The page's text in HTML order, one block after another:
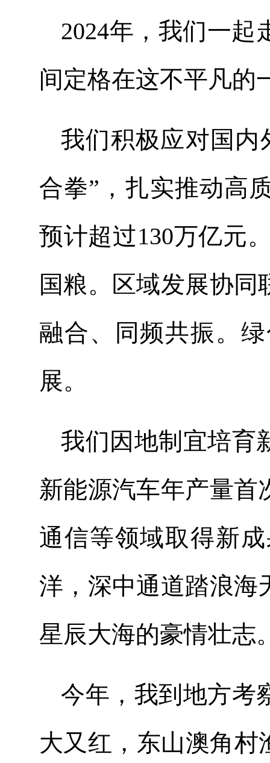
2024年，我们一
间定格在这不平凡的
我们积极应对国内
合拳”，扎实推动高
预计超过130万亿元
国粮。区域发展协
融合、同频共振。
展。
我们因地制宜培育
新能源汽车年产量首
通信等领域取得新
洋，深中通道踏浪海
星辰大海的豪情壮志
今年，我到地方考
大又红，东山澳角村